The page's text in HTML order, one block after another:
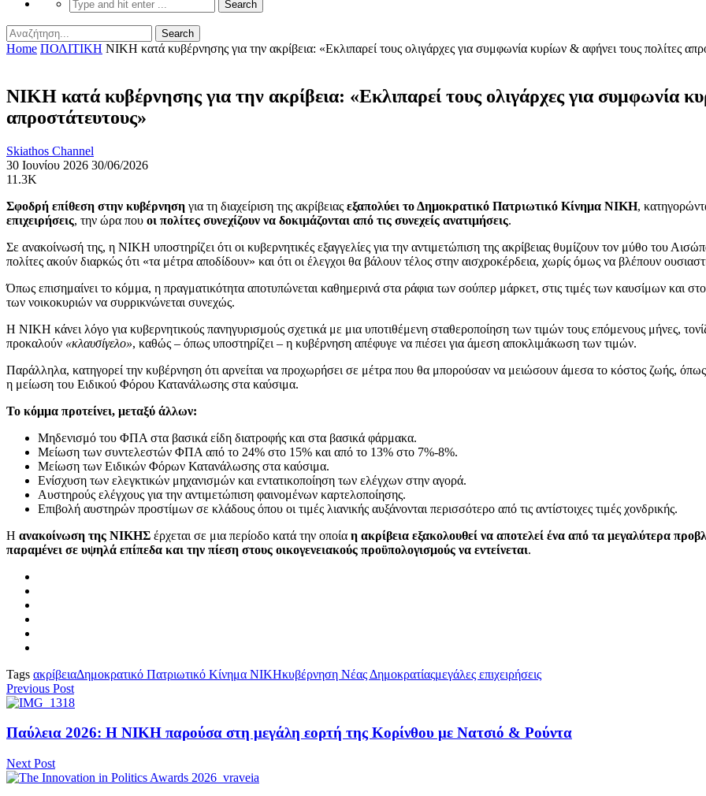
Home ΠΟΛΙΤΙΚΗ ΝΙΚΗ κατά κυβέρνησης για την ακρίβεια: «Εκλιπαρεί τους ολιγάρχες για συμφωνία κυρίων & αφήνει τους πολίτες
ΝΙΚΗ κατά κυβέρνησης για την ακρίβεια: «Εκλιπαρεί τους ολιγάρχες για συμφωνία
απροστάτευτους»
Skiathos Channel
30 Ιουνίου 2026 30/06/2026
11.3K
Σφοδρή επίθεση στην κυβέρνηση για τη διαχείριση της ακρίβειας εξαπολύει το Δημοκρατικό Πατριωτικό Κίνημα ΝΙΚΗ,
επιχειρήσεις, την ώρα που οι πολίτες συνεχίζουν να δοκιμάζονται από τις συνεχείς ανατιμήσεις.
Σε ανακοίνωσή της, η ΝΙΚΗ υποστηρίζει ότι οι κυβερνητικές εξαγγελίες για την αντιμετώπιση της ακρίβειας θυμίζουν τον μύθο του
πολίτες ακούν διαρκώς ότι «τα μέτρα αποδίδουν» και ότι οι έλεγχοι θα βάλουν τέλος στην αισχροκέρδεια, χωρίς όμως να βλέπουν
Όπως επισημαίνει το κόμμα, η πραγματικότητα αποτυπώνεται καθημερινά στα ράφια των σούπερ μάρκετ, στις τιμές των καυσίμων και
των νοικοκυριών να συρρικνώνεται συνεχώς.
Η ΝΙΚΗ κάνει λόγο για κυβερνητικούς πανηγυρισμούς σχετικά με μια υποτιθέμενη σταθεροποίηση των τιμών τους επόμενους μήνες,
προκαλούν «κλαυσίγελο», καθώς – όπως υποστηρίζει – η κυβέρνηση απέφυγε να πιέσει για άμεση αποκλιμάκωση των τιμών.
Παράλληλα, κατηγορεί την κυβέρνηση ότι αρνείται να προχωρήσει σε μέτρα που θα μπορούσαν να μειώσουν άμεσα το κόστος ζωής,
η μείωση του Ειδικού Φόρου Κατανάλωσης στα καύσιμα.
Το κόμμα προτείνει, μεταξύ άλλων:
Μηδενισμό του ΦΠΑ στα βασικά είδη διατροφής και στα βασικά φάρμακα.
Μείωση των συντελεστών ΦΠΑ από το 24% στο 15% και από το 13% στο 7%-8%.
Μείωση των Ειδικών Φόρων Κατανάλωσης στα καύσιμα.
Ενίσχυση των ελεγκτικών μηχανισμών και εντατικοποίηση των ελέγχων στην αγορά.
Αυστηρούς ελέγχους για την αντιμετώπιση φαινομένων καρτελοποίησης.
Επιβολή αυστηρών προστίμων σε κλάδους όπου οι τιμές λιανικής αυξάνονται περισσότερο από τις αντίστοιχες τιμές χονδρικής.
Η ανακοίνωση της ΝΙΚΗΣ έρχεται σε μια περίοδο κατά την οποία η ακρίβεια εξακολουθεί να αποτελεί ένα από τα μεγαλύτερα
παραμένει σε υψηλά επίπεδα και την πίεση στους οικογενειακούς προϋπολογισμούς να εντείνεται.
Tags ακρίβειαΔημοκρατικό Πατριωτικό Κίνημα ΝΙΚΗκυβέρνηση Νέας Δημοκρατίαςμεγάλες επιχειρήσεις
Previous Post
Παύλεια 2026: Η ΝΙΚΗ παρούσα στη μεγάλη εορτή της Κορίνθου με Νατσιό & Ρούντα
Next Post